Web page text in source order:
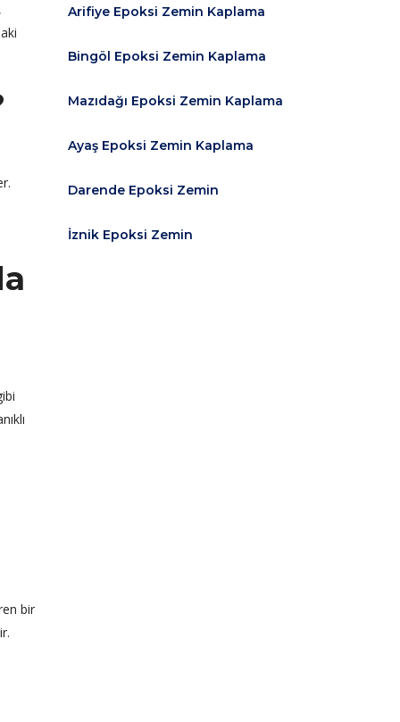
bir
Arifiye Epoksi Zemin Kaplama
Bingöl Epoksi Zemin Kaplama
Mazıdağı Epoksi Zemin Kaplama
Ayaş Epoksi Zemin Kaplama
Darende Epoksi Zemin
İznik Epoksi Zemin